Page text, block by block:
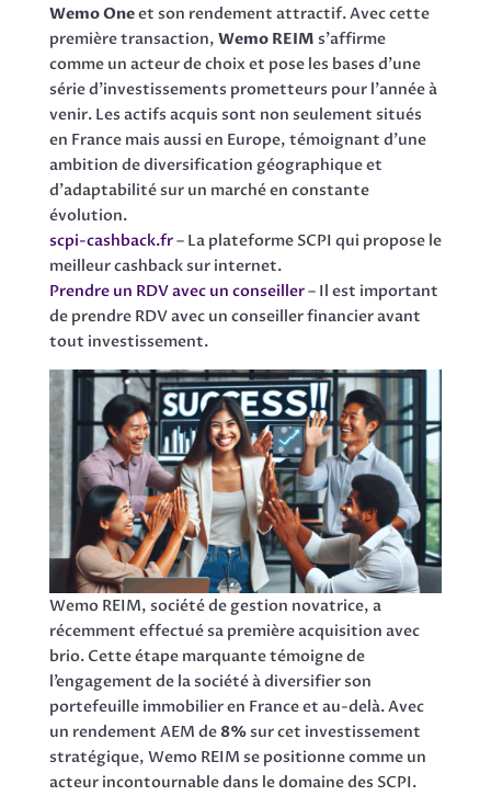
Wemo Oneet son rendement attractif. Avec cette
première transaction, Wemo REIM s’affirme
comme un acteur de choix et pose les bases d’une
série d’investissements prometteurs pour l’année à
venir. Les actifs acquis sont non seulement situés
en France mais aussi en Europe, témoignant d’une
ambition de diversification géographique et
d’adaptabilité sur un marché en constante
évolution.
scpi-cashback.fr– La plateforme SCPI qui propose le
meilleur cashback sur internet.
Prendre un RDV avec un conseiller– Il est important
de prendre RDV avec un conseiller financier avant
tout investissement.
Wemo REIM, société de gestion novatrice, a
récemment effectué sa première acquisition avec
brio. Cette étape marquante témoigne de
l’engagement de la société à diversifier son
portefeuille immobilier en France et au-delà. Avec
un rendement AEM de8%sur cet investissement
stratégique, Wemo REIM se positionne comme un
acteur incontournable dans le domaine des SCPI.